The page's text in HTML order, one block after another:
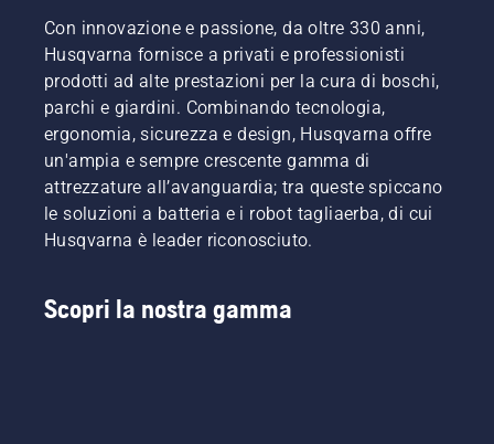
loro a
comporre
il nostro
H-team.
E sono
loro i
nostri
utenti
più
esigenti.
Con innovazione e passione, da oltre 330 anni,
Husqvarna fornisce a privati e professionisti
prodotti ad alte prestazioni per la cura di boschi,
parchi e giardini. Combinando tecnologia,
ergonomia, sicurezza e design, Husqvarna offre
un'ampia e sempre crescente gamma di
attrezzature all’avanguardia; tra queste spiccano
le soluzioni a batteria e i robot tagliaerba, di cui
Husqvarna è leader riconosciuto.
Scopri la nostra gamma